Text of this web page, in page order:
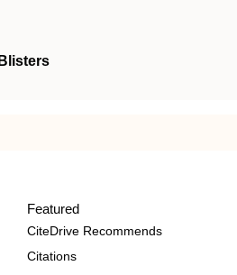
Featured
CiteDrive Recommends
Citations